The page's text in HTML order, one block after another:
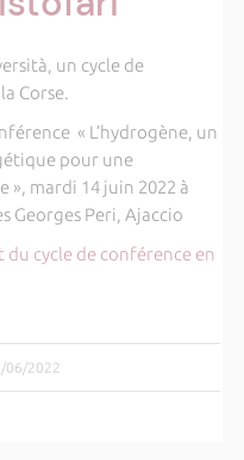
un cycle de
Corse.
« L’hydrogène, un
pour une
mardi 14 juin 2022 à
Georges Peri, Ajaccio
cycle de conférence en
06/2022